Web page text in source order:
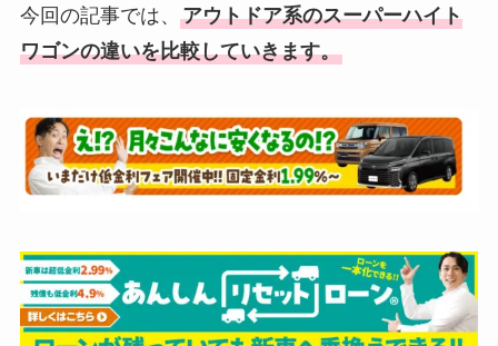
今回の記事では、 アウトドア系のスーパーハイト
ワゴンの違いを比較していきます。